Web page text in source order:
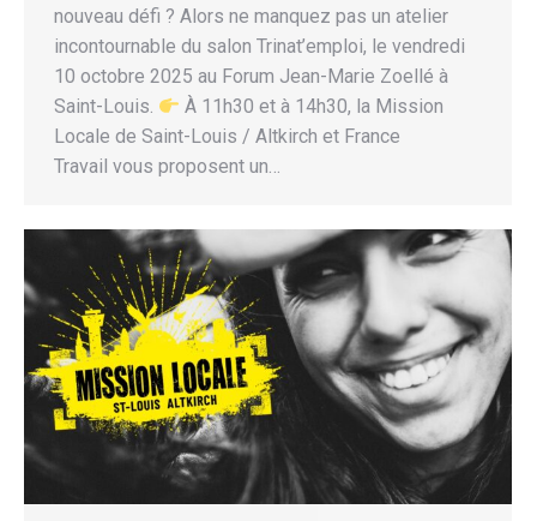
nouveau défi ? Alors ne manquez pas un atelier
incontournable du salon Trinat’emploi, le vendredi
10 octobre 2025 au Forum Jean-Marie Zoellé à
Saint-Louis.
À 11h30 et à 14h30, la Mission
Locale de Saint-Louis / Altkirch et France
Travail vous proposent un…